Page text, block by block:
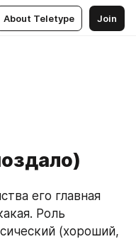
About Teletype Join
его главная
Роль
(хороший,